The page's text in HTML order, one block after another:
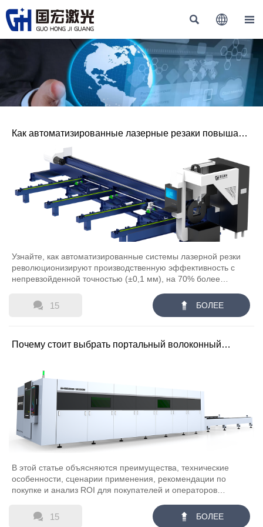
  
Как автоматизированные лазерные резаки повышают
эффективность производства?
Узнайте, как автоматизированные системы лазерной резки
революционизируют производственную эффективность с
непревзойденной точностью (±0,1 мм), на 70% более
Узнайте, почему ведущие производители выбирают серию
GH-T от Guohong Laser для круглосуточной работы,
таблице данных.
 15  БОЛЕЕ
Почему стоит выбрать портальный волоконный
В этой статье объясняются преимущества, технические
особенности, сценарии применения, рекомендации по
покупке и анализ ROI для покупателей и операторов
формата, с учетом практических характеристик и отраслевых
аспектов.
 15  БОЛЕЕ